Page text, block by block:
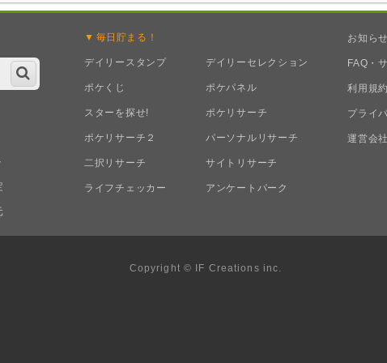
毎日 貯まる！
デイリースタンプ デイリーセレクション
ポケくじ ポケパネル
スターを探せ! ポケリサーチ
ポケリサーチ２ パーソナルリサーチ
二択リサーチ サイトリサーチ
ライフチェッカー アンケートパーク
お知らせ
FAQ・
利用規約
プライ
運営会社
Copyright © IF Creations inc.